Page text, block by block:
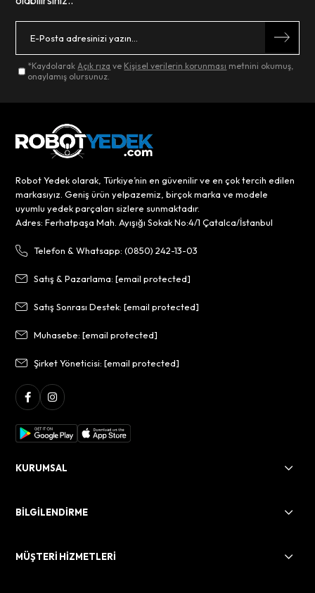
*KaydolarakAçık rıza ve Kişisel verilerin korunması metnini okumuş,
onaylamış olursunuz.
Robot Yedek olarak, Türkiye’nin en güvenilir ve en çok tercih edilen
markasıyız. Geniş ürün yelpazemiz, birçok marka ve modele
uyumlu yedek parçaları sizlere sunmaktadır.
Adres: Ferhatpaşa Mah. Ayışığı Sokak No:4/1 Çatalca/İstanbul
Telefon & Whatsapp: (0850) 242-13-03
Satış & Pazarlama:[email protected]
Satış Sonrası Destek:[email protected]
Muhasebe:[email protected]
Şirket Yöneticisi:[email protected]
KURUMSAL
BİLGİLENDİRME
MÜŞTERİ HİZMETLERİ